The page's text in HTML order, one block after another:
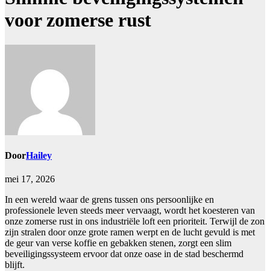
voor zomerse rust
DoorHailey
mei 17, 2026
In een wereld waar de grens tussen ons persoonlijke en
professionele leven steeds meer vervaagt, wordt het koesteren van
onze zomerse rust in ons industriële loft een prioriteit. Terwijl de zon
zijn stralen door onze grote ramen werpt en de lucht gevuld is met
de geur van verse koffie en gebakken stenen, zorgt een slim
beveiligingssysteem ervoor dat onze oase in de stad beschermd
blijft.